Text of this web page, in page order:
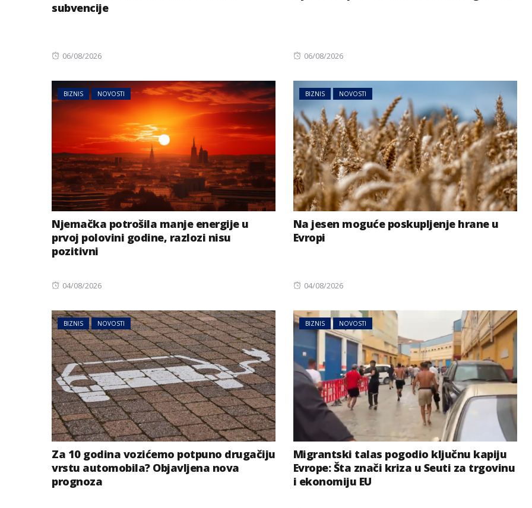
subvencije
Posted
06/08/2026
Posted
06/08/2026
BIZNIS NOVOSTI
Njemačka potrošila manje energije u
prvoj polovini godine, razlozi nisu
pozitivni
Posted
04/08/2026
BIZNIS NOVOSTI
Na jesen moguće poskupljenje hrane u
Evropi
Posted
04/08/2026
BIZNIS NOVOSTI
Za 10 godina vozićemo potpuno drugačiju
vrstu automobila? Objavljena nova
prognoza
BIZNIS NOVOSTI
Migrantski talas pogodio ključnu kapiju
Evrope: Šta znači kriza u Seuti za trgovinu
i ekonomiju EU